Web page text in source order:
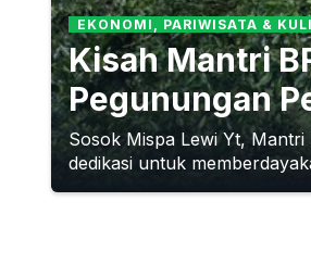
EKONOMI, PARIWISATA &
Kisah Mantri
Pegunungan
Sosok Mispa Lewi Yt,
dedikasi untuk